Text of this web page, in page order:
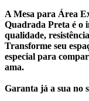
A Mesa para Área
Quadrada Preta é o
qualidade,
Transforme seu
especial para
ama.
Garanta já a sua no